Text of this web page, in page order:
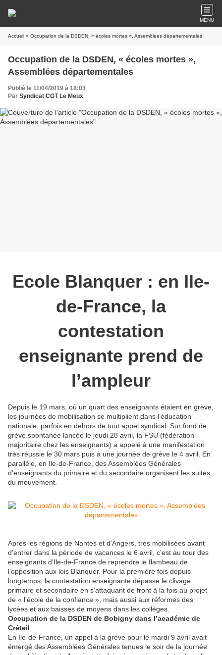
MENU
Accueil » Occupation de la DSDEN, « écoles mortes », Assemblées départementales
Occupation de la DSDEN, « écoles mortes »,
Assemblées départementales
Publié le 11/04/2019 à 18:03
Par Syndicat CGT Le Meux
Ecole Blanquer : en Ile-
de-France, la
contestation
enseignante prend de
l’ampleur
Depuis le 19 mars, où un quart des enseignants étaient en grève,
les journées de mobilisation se multiplient dans l’éducation
nationale, parfois en dehors de tout appel syndical. Sur fond de
grève spontanée lancée le jeudi 28 avril, la FSU (fédération
majoritaire chez les enseignants) a appelé à une manifestation
très réussie le 30 mars puis à une journée de grève le 4 avril. En
parallèle, en Ile-de-France, des Assemblées Générales
d’enseignants du primaire et du secondaire organisent les suites
du mouvement.
Après les régions de Nantes et d’Angers, très mobilisées avant
d’entrer dans la période de vacances le 6 avril, c’est au tour des
enseignants d’Ile-de-France de reprendre le flambeau de
l’opposition aux lois Blanquer. Pour la première fois depuis
longtemps, la contestation enseignante dépasse le clivage
primaire et secondaire en s’attaquant de front à la fois au projet
de « l’école de la confiance », mais aussi aux réformes des
lycées et aux baisses de moyens dans les collèges.
Occupation de la DSDEN de Bobigny dans l’académie de
Créteil
En Ile-de-France, un appel à la grève pour le mardi 9 avril avait
émergé des Assemblées Générales tenues le soir de la journée